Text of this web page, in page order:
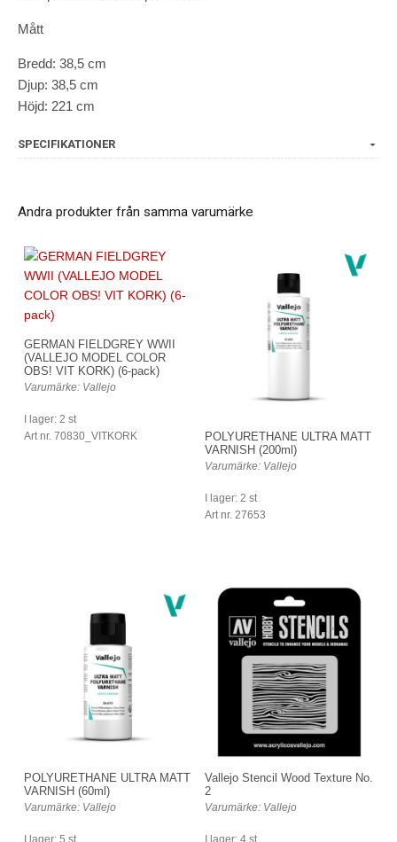
Mått
Bredd: 38,5 cm
Djup: 38,5 cm
Höjd: 221 cm
SPECIFIKATIONER
Andra produkter från samma varumärke
GERMAN FIELDGREY WWII
(VALLEJO MODEL COLOR
OBS! VIT KORK) (6-pack)
Varumärke: Vallejo
I lager: 2 st
Art nr. 70830_VITKORK
POLYURETHANE ULTRA MATT
VARNISH (200ml)
Varumärke: Vallejo
I lager: 2 st
Art nr. 27653
POLYURETHANE ULTRA MATT
VARNISH (60ml)
Varumärke: Vallejo
I lager: 5 st
Vallejo Stencil Wood Texture No.
2
Varumärke: Vallejo
I lager: 4 st